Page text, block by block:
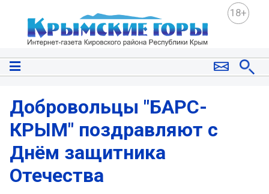
18+
Добровольцы "БАРС-
КРЫМ" поздравляют с
Днём защитника
Отечества